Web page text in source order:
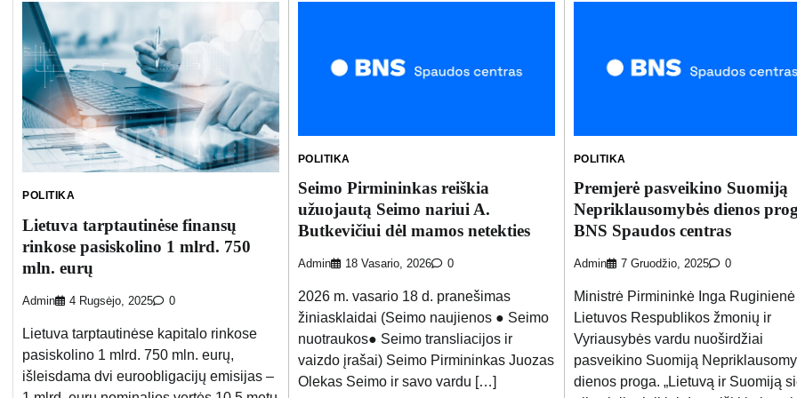
POLITIKA
Lietuva tarptautinėse finansų
rinkose pasiskolino 1 mlrd. 750
mln. eurų
Admin 4 Rugsėjo, 2025 0
Lietuva tarptautinėse kapitalo rinkose
pasiskolino 1 mlrd. 750 mln. eurų,
išleisdama dvi euroobligacijų emisijas –
POLITIKA
Seimo Pirmininkas reiškia
užuojautą Seimo nariui A.
Butkevičiui dėl mamos netekties
Admin 18 Vasario, 2026 0
2026 m. vasario 18 d. pranešimas
žiniasklaidai (Seimo naujienos ● Seimo
nuotraukos● Seimo transliacijos ir
vaizdo įrašai) Seimo Pirmininkas Juozas
Olekas Seimo ir savo vardu […]
POLITIKA
Premjerė pasveikino Suomiją
Nepriklausomybės dienos
BNS Spaudos centras
Admin 7 Gruodžio, 2025 0
Ministrė Pirmininkė Inga Ruginienė
Lietuvos Respublikos žmonių ir
Vyriausybės vardu nuoširdžiai
pasveikino Suomiją
dienos proga. „Lietuvą ir Suomiją